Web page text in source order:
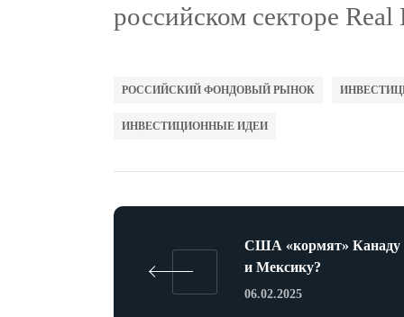
российском секторе Real
РОССИЙСКИЙ ФОНДОВЫЙ РЫНОК
ИНВЕСТИЦИОННЫЕ ИДЕИ
США «кормят» Канаду
и Мексику?
06.02.2025